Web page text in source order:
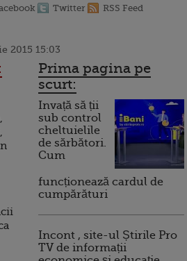
Twitter RSS Feed
2015 15:03
Prima pagina pe
scurt:
Invață să ții
sub control
cheltuielile
de sărbători.
Cum
funcționează cardul de
cumpărături
Incont , site-ul Știrile Pro
TV de informații